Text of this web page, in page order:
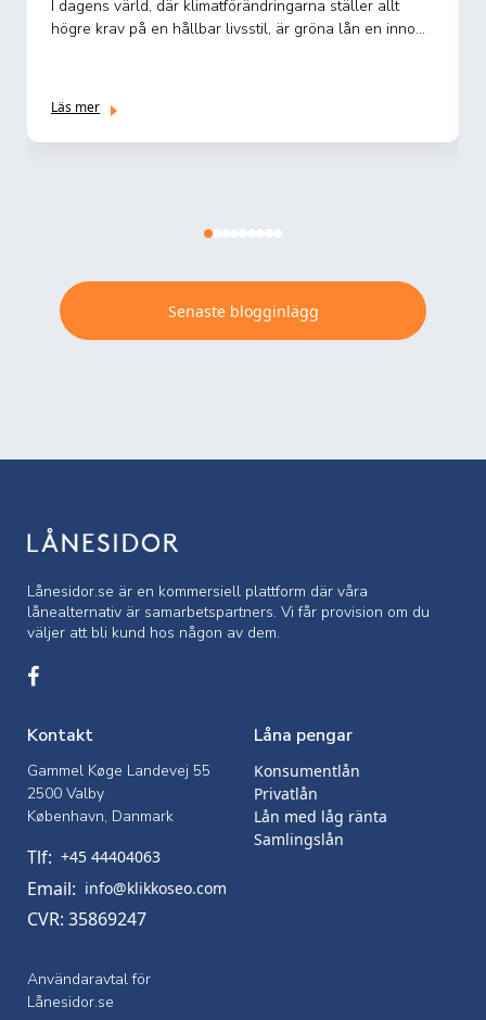
allt
en inno...
I takt med att världen rör sig mot en mer hållbar
är investeringar i förnybar energi viktigare än
Senaste blogginlägg
Lånesidor.se är en kommersiell plattform där våra
lånealternativ är samarbetspartners. Vi får provision om du
väljer att bli kund hos någon av dem.
Kontakt
Gammel Køge Landevej 55
2500 Valby
København, Danmark
Tlf: +45 44404063
Email: info@klikkoseo.com
CVR: 35869247
Användaravtal för
Lånesidor.se
Låna pengar
Konsumentlån
Privatlån
Lån med låg ränta
Samlingslån